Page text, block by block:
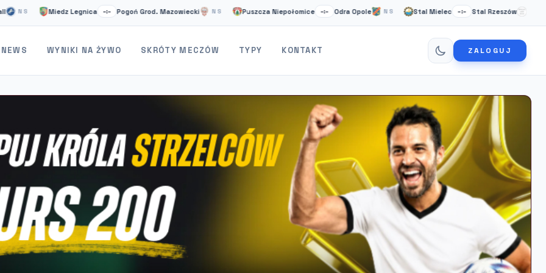
Miedz Legnica –:– Pogoń Grod. Mazowiecki NS Puszcza Niepołomice –:– Odra Opole NS Stal Mielec –:– Stal Rzeszów NS
NEWS WYNIKI NA ŻYWO SKRÓTY MECZÓW TYPY KONTAKT ZALOGUJ